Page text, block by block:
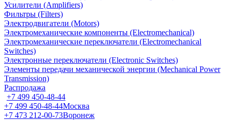
Усилители (Amplifiers)
Фильтры (Filters)
Электродвигатели (Motors)
Электромеханические компоненты (Electromechanical)
Электромеханические переключатели (Electromechanical
Switches)
Электронные переключатели (Electronic Switches)
Элементы передачи механической энергии (Mechanical Power
Transmission)
Распродажа
+7 499 450-48-44
+7 499 450-48-44Москва
+7 473 212-00-73Воронеж